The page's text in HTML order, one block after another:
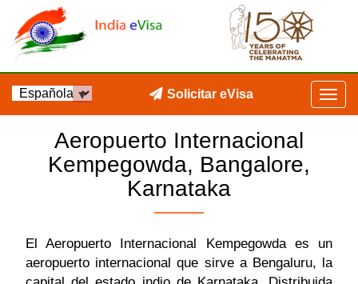
Solicitar eVisa
Aeropuerto Internacional
Kempegowda, Bangalore,
Karnataka
El Aeropuerto Internacional Kempegowda es un
aeropuerto internacional que sirve a Bengaluru, la